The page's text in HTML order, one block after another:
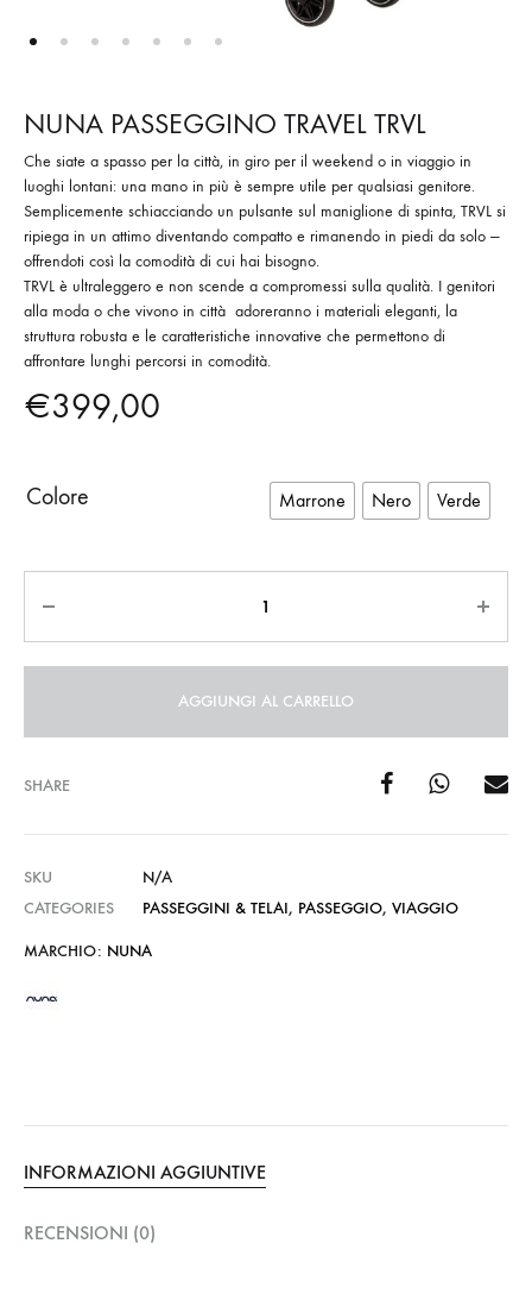
NUNA PASSEGGINO TRAVEL TRVL
Che siate a spasso per la città, in giro per il weekend o in viaggio in
luoghi lontani: una mano in più è sempre utile per qualsiasi genitore.
Semplicemente schiacciando un pulsante sul maniglione di spinta, TRVL si
ripiega in un attimo diventando compatto e rimanendo in piedi da solo —
offrendoti così la comodità di cui hai bisogno.
TRVL è ultraleggero e non scende a compromessi sulla qualità. I genitori
alla moda o che vivono in città adoreranno i materiali eleganti, la
struttura robusta e le caratteristiche innovative che permettono di
affrontare lunghi percorsi in comodità.
€399,00
Colore Marrone Nero Verde
AGGIUNGI AL CARRELLO
SHARE
SKU
N/A
CATEGORIES
PASSEGGINI & TELAI, PASSEGGIO, VIAGGIO
MARCHIO: NUNA
INFORMAZIONI AGGIUNTIVE
RECENSIONI (0)